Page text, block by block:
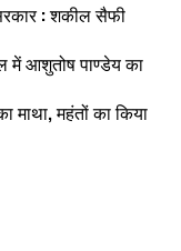
: शकील सैफी
में आशुतोष पाण्डेय का
माथा, महंतों का किया